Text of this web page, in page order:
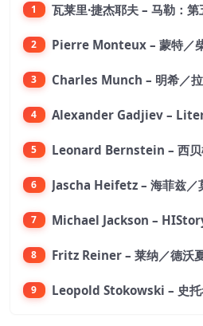
1
2
3
4
5
6
7
8
9